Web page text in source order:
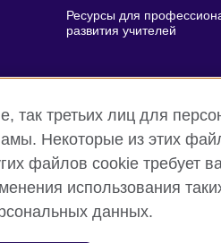
Ресурсы для
развития учителей
Карта сайта
третьих лиц для
Некоторые из этих
файлов cookie требует
использования
данных.